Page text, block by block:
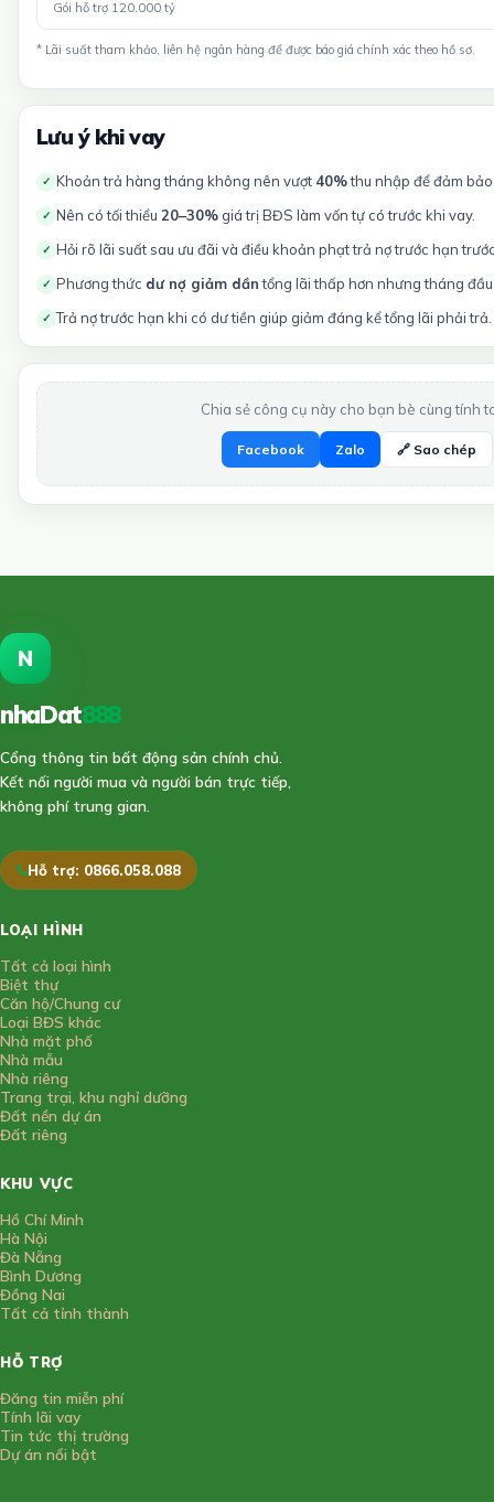
Gói hỗ trợ 120.000 tỷ
* Lãi suất tham khảo, liên hệ ngân hàng để được báo giá chính xác theo hồ sơ.
Lưu ý khi vay
✓ Khoản trả hàng tháng không nên vượt 40%thu nhập để đảm
✓ Nên có tối thiểu 20–30% giá trị BĐS làm vốn tự có trước khi vay.
✓ Hỏi rõ lãi suất sau ưu đãi và điều khoản phạt trả nợ trước hạn
✓ Phương thức dư nợ giảm dầntổng lãi thấp hơn nhưng tháng
✓ Trả nợ trước hạn khi có dư tiền giúp giảm đáng kể tổng lãi phải trả.
Chia sẻ công cụ này cho bạn bè cùng tính
Facebook Zalo 🔗 Sao chép
N
nhaDat888
Cổng thông tin bất động sản chính chủ.
Kết nối người mua và người bán trực tiếp,
không phí trung gian.
Hỗ trợ: 0866.058.088
LOẠI HÌNH
Tất cả loại hình
Biệt thự
Căn hộ/Chung cư
Loại BĐS khác
Nhà mặt phố
Nhà mẫu
Nhà riêng
Trang trại, khu nghỉ dưỡng
Đất nền dự án
Đất riêng
KHU VỰC
Hồ Chí Minh
Hà Nội
Đà Nẵng
Bình Dương
Đồng Nai
Tất cả tỉnh thành
HỖ TRỢ
Đăng tin miễn phí
Tính lãi vay
Tin tức thị trường
Dự án nổi bật